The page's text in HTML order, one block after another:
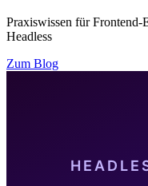
Praxiswissen für
Headless
Zum Blog